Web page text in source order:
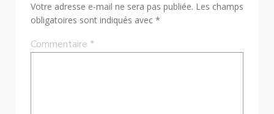
Votre adresse e-mail ne sera pas publiée. Les champs
obligatoires sont indiqués avec *
Commentaire *